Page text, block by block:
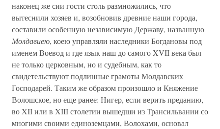
наконец же сии гости столь размножились, что
вытеснили хозяев и, возобновив древние наши города,
составили особенную независимую Державу, названную
Молдавиею, коею управляли наследники Богдановы под
именем Воевод и где язык наш до самого XVII века был
не только церковным, но и судебным, как то
свидетельствуют подлинные грамоты Молдавских
Господарей. Таким же образом произошло и Княжение
Волошское, но еще ранее: Нигер, если верить преданию,
во XII или в XIII столетии вышедши из Трансильвании со
многими своими единоземцами, Волохами, основал